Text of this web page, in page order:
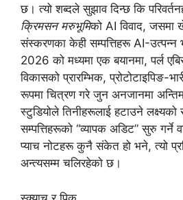
छ। त्यो शब्दले सुझाव दिन्छ कि
क्रिमसन मरुभूमिको AI विवाद, जसमा
संस्करणका केही सम्पत्तिहरू AI-उत्पन्न
2026 को मध्यमा एक बयानमा, पर्ल
विकासको प्रारम्भिक, प्रोटोटाइपिङ-
रूपमा चित्रण गरे जुन अनजानमा
स्टुडियोले तिनीहरूलाई हटाउने
सम्पत्तिहरूको “व्यापक अडिट” सुरु गर्ने
प्याच नोटहरू कुनै संकेत हो भने, त्यो
अन्त्यसम्म चलिरहेको छ।